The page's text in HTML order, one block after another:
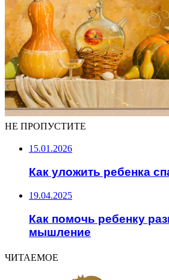
НЕ ПРОПУСТИТЕ
15.01.2026
Как уложить ребенка
19.04.2025
Как помочь ребенку
мышление
ЧИТАЕМОЕ